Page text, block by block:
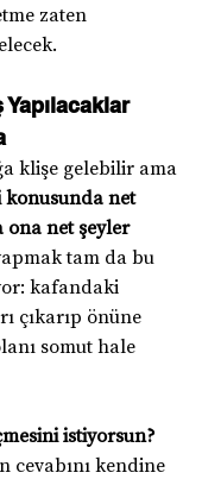
zaten
klişe gelebilir ama
konusunda net
ona net şeyler
tam da bu
kafandaki
çıkarıp önüne
somut hale
istiyorsun?
cevabını kendine